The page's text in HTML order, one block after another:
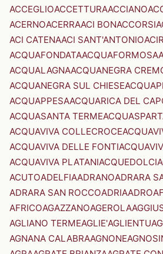
ACCEGLIOACCETTURAACCIANO
ACERNOACERRAACI BONACCORSI
ACI CATENAACI SANT'ANTONIO
ACQUAFONDATAACQUAFORMOSA
ACQUALAGNAACQUANEGRA
ACQUANEGRA SUL CHIESE
ACQUAPPESAACQUARICA DEL
ACQUASANTA TERME
ACQUAVIVA COLLECROCE
ACQUAVIVA DELLE FONTI
ACQUAVIVA PLATANIACQUEDOLCI
ACUTOADELFIAADRANOADRARA
ADRARA SAN ROCCOADRIAADRO
AFRICOAGAZZANOAGEROLA
AGLIANO TERMEAGLIE'AGLIENTU
AGNANA CALABRAAGNONE